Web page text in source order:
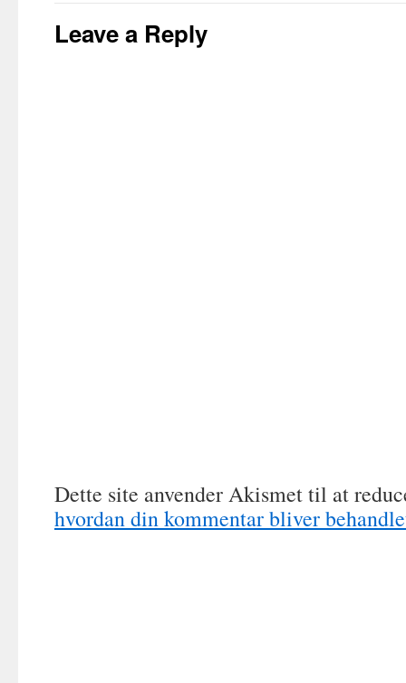
Leave a Reply
Dette site anvender Akismet til at
hvordan din kommentar bliver